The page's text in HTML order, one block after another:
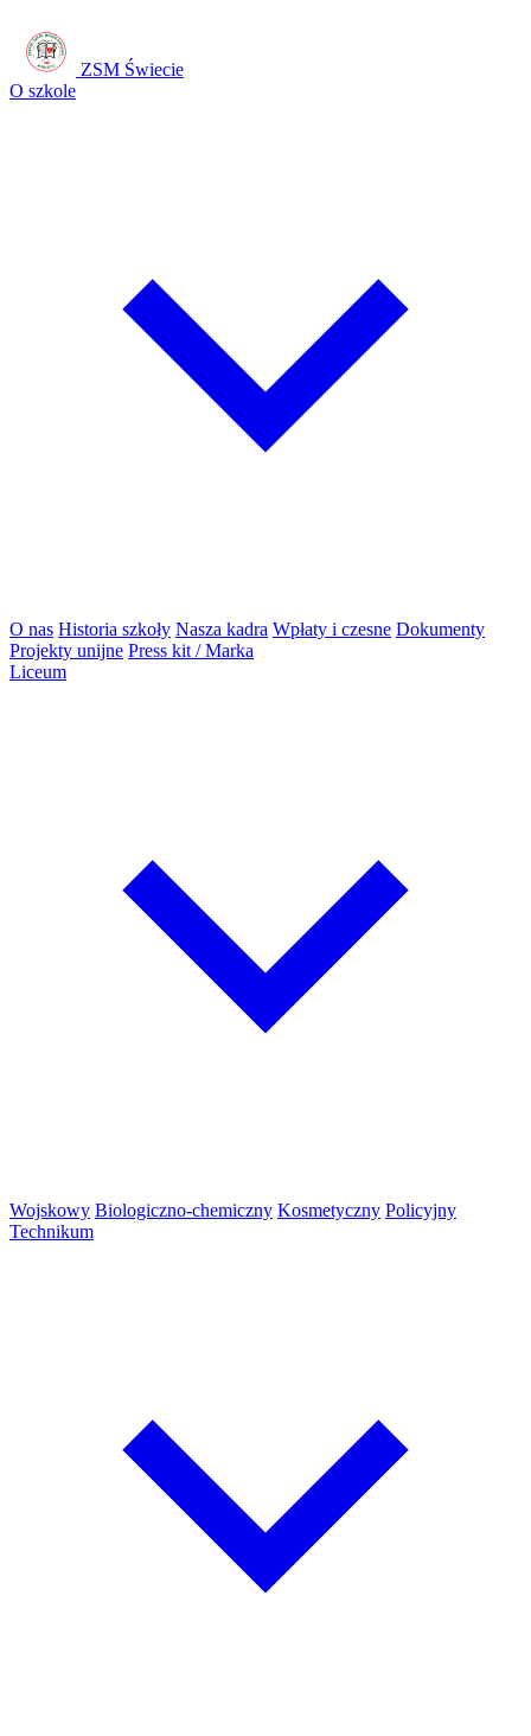
ZSM Świecie
O szkole
O nas Historia szkoły Nasza kadra Wpłaty i czesne Dokumenty
Projekty unijne Press kit / Marka
Liceum
Wojskowy Biologiczno-chemiczny Kosmetyczny Policyjny
Technikum